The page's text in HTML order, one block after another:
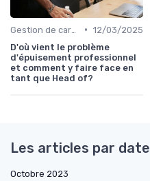
• 12/03/2025
D'où vient le problème
d'épuisement professionnel
et comment y faire face en
tant que Head of?
Les articles par date
Octobre 2023